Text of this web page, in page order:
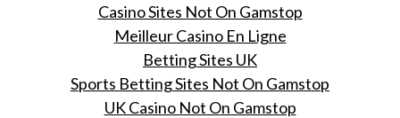
Een it-bag met een
Colombiaanse twist!
Fashion Hope’s Top 5
Latest Men’s Street
Casino Sites Not On Gamstop
Meilleur Casino En Ligne
Betting Sites UK
Sports Betting Sites Not On Gamstop
UK Casino Not On Gamstop